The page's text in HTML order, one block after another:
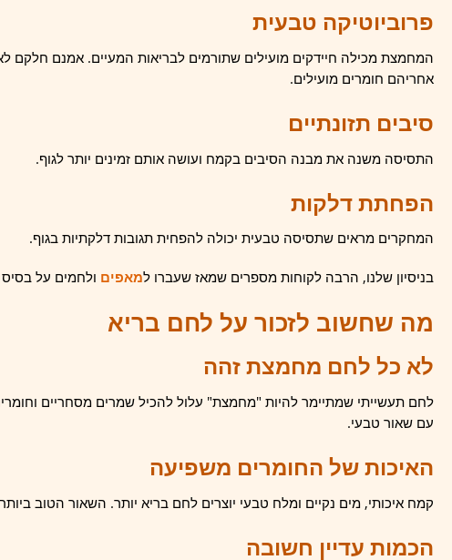
פרוביוטיקה טבעית
המחמצת מכילה חיידקים מועילים שתורמים לבריאות המעיים. אמנם חלקם
אחריהם חומרים מועילים.
סיבים תזונתיים
התסיסה משנה את מבנה הסיבים בקמח ועושה אותם זמינים יותר לגוף.
הפחתת דלקות
המחקרים מראים שתסיסה טבעית יכולה להפחית תגובות דלקתיות בגוף.
בניסיון שלנו, הרבה לקוחות מספרים שמאז שעברו למאפים ולחמים על
מה שחשוב לזכור על לחם בריא
לא כל לחם מחמצת זהה
לחם תעשייתי שמתיימר להיות "מחמצת" עלול להכיל שמרים מסחריים
עם שאור טבעי.
האיכות של החומרים משפיעה
קמח איכותי, מים נקיים ומלח טבעי יוצרים לחם בריא יותר. השאור הטוב
הכמות עדיין חשובה